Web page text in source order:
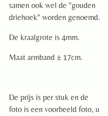
samen ook wel de "gouden
driehoek" worden genoemd.
De kraalgrote is 4mm.
Maat armband ± 17cm.
De prijs is per stuk en de
foto is een voorbeeld foto, u